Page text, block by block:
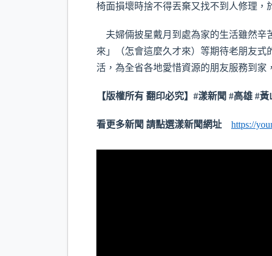
椅面損壞時捨不得丟棄又找不到人修理，
夫婦倆披星戴月到處為家的生活雖然辛
來」（怎會這麼久才來）等期待老朋友
活，為全省各地愛惜資源的朋友服務到家
【版權所有 翻印必究】#漾新聞 #高雄 #黃
看更多新聞 請點選漾新聞網址 https://